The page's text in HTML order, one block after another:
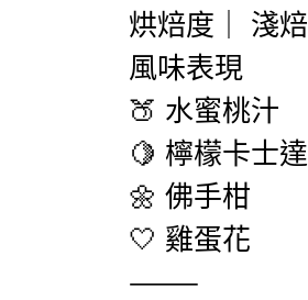
烘焙度｜ 淺焙
風味表現
🍑 水蜜桃汁
🍋 檸檬卡士達
🌼 佛手柑
🤍 雞蛋花
⸻